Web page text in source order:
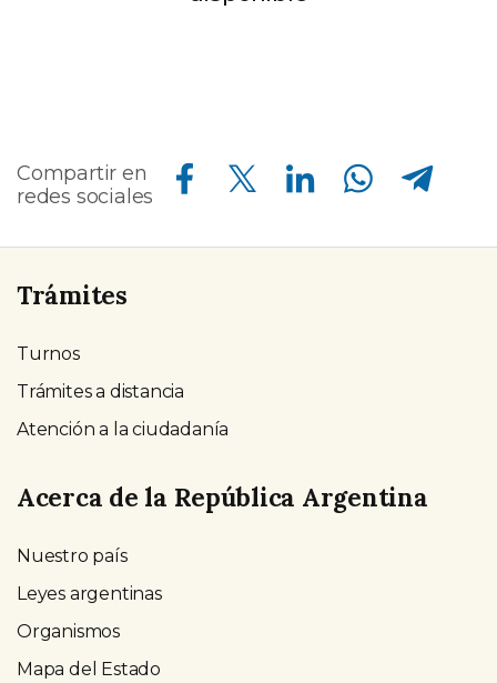
Compartir en
redes sociales
Compartir en Facebook Compartir en Twitter Compartir en Linkedin Compartir en Whatsapp Compartir en Telegram
Trámites
Turnos
Trámites a distancia
Atención a la ciudadanía
Acerca de la República Argentina
Nuestro país
Leyes argentinas
Organismos
Mapa del Estado